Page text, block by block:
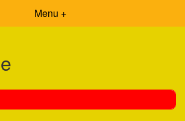
Menu +